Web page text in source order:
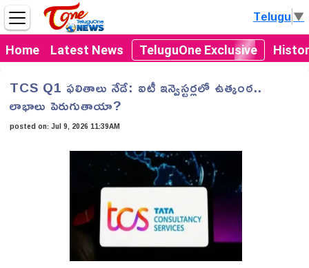
Home Latest News TeluguOne Exclusive
Telugu▼
TCS Q1 ఫలితాలు నేడే: ఐటీ ఇన్వెస్టర్లలో ఉత్కంఠ..
లాభాలు పెరుగుతాయా?
posted on:Jul 9, 2026 11:39AM